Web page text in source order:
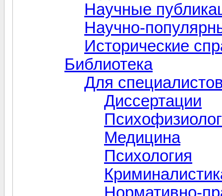
Научные
Научно-
Исторические
Библиотека
Для
Диссертации
Медицина
Психология
Нормативно-